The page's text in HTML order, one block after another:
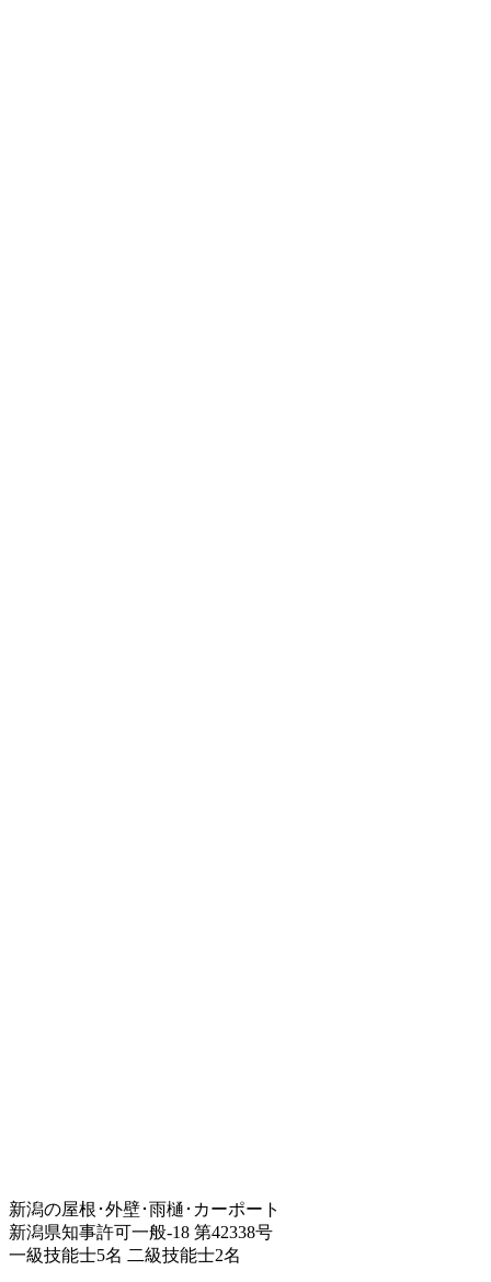
新潟の屋根･外壁･雨樋･カーポート
新潟県知事許可一般-18 第42338号
一級技能士5名 二級技能士2名